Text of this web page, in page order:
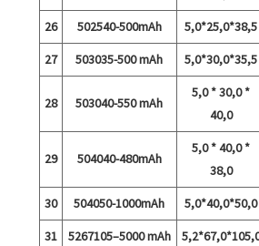
26
502540-500mAh 5,0*25,0*38,5
27
503035-500 mAh 5,0*30,0*35,5
28 503040-550 mAh
5,0 * 30,0 *
40,0
29 504040-480mAh
5,0 * 40,0 *
38,0
30 504050-1000mAh 5,0*40,0*50,0
31
5267105–5000 mAh